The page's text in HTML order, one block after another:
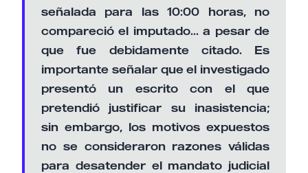
señalada para las 10:00 horas, no
compareció el imputado... a pesar de
que fue debidamente citado. Es
importante señalar que el investigado
presentó un escrito con el que
pretendió justificar su inasistencia;
sin embargo, los motivos expuestos
no se consideraron razones válidas
para desatender el mandato judicial